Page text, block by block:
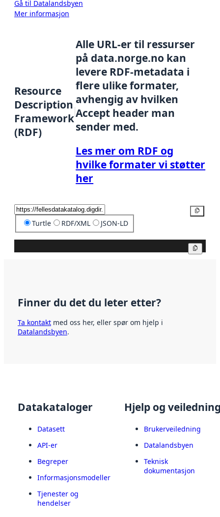
Gå til Datalandsbyen
Mer informasjon
Resource
Description
Framework
(RDF)
Alle URL-er til ressurser
på data.norge.no kan
levere RDF-metadata i
flere ulike formater,
avhengig av hvilken
Accept header man
sender med.
Les mer om RDF og
hvilke formater vi støtter
her
Turtle RDF/XML JSON-LD
Finner du det du leter etter?
Ta kontakt med oss her, eller spør om hjelp i
Datalandsbyen.
Datakataloger
Datasett
API-er
Begreper
Informasjonsmodeller
Tjenester og
hendelser
Hjelp og
Brukerveiledning
Datalandsbyen
Teknisk
dokumentasjon